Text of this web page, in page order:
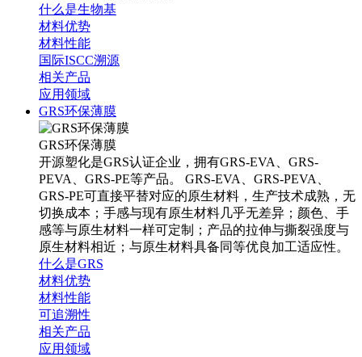
什么是生物基
材料优势
材料性能
国际ISCC溯源
相关产品
应用领域
GRS环保薄膜
GRS环保薄膜
开源塑化是GRS认证企业，拥有GRS-EVA、GRS-
PEVA、GRS-PE等产品。 GRS-EVA、GRS-PEVA、
GRS-PE可直接平替对应的原生材料，生产技术成熟，无
切换成本；手感与现有原生材料几乎无差异；颜色、手
感等与原生材料一样可定制；产品的拉伸与撕裂强度与
原生材料相近；与原生材料具备同等优良加工适应性。
什么是GRS
材料优势
材料性能
可追溯性
相关产品
应用领域